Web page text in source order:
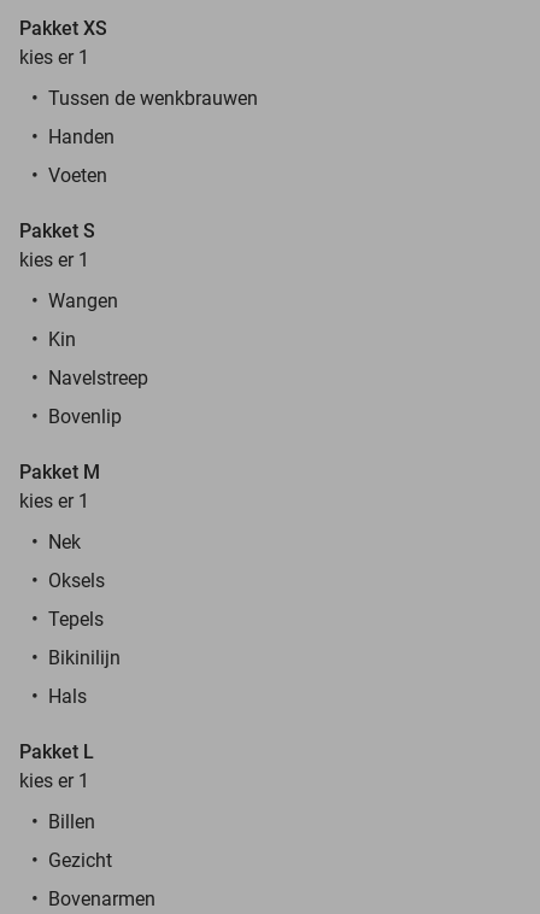
Pakket XS
kies er 1
Tussen de wenkbrauwen
Handen
Voeten
Pakket S
kies er 1
Wangen
Kin
Navelstreep
Bovenlip
Pakket M
kies er 1
Nek
Oksels
Tepels
Bikinilijn
Hals
Pakket L
kies er 1
Billen
Gezicht
Bovenarmen